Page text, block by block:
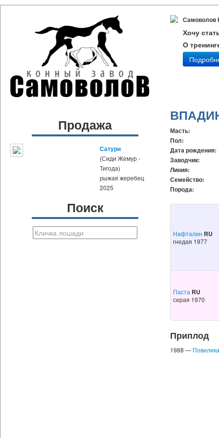
Самоволов
Хочу
О
Продажа
Сатурн
(Сиди Жемур -
Тигода)
рыжая жеребец
2025
Поиск
Масть:
Пол:
Дата рождения:
Заводчик:
Линия:
Семейство:
Порода:
Нафталин RU
гнедая 1977
Паста RU
серая 1970
Приплод
1988 — Повилика